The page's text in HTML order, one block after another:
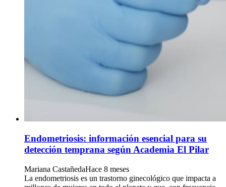
Endometriosis: información esencial para su
detección temprana según Academia El Pilar
Mariana CastañedaHace 8 meses
La endometriosis es un trastorno ginecológico que impacta a